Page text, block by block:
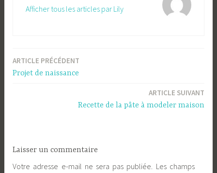
Afficher tous les articles par Lily
Navigation
ARTICLE PRÉCÉDENT
Projet de naissance
ARTICLE SUIVANT
Recette de la pâte à modeler maison
Laisser un commentaire
Votre adresse e-mail ne sera pas publiée. Les champs